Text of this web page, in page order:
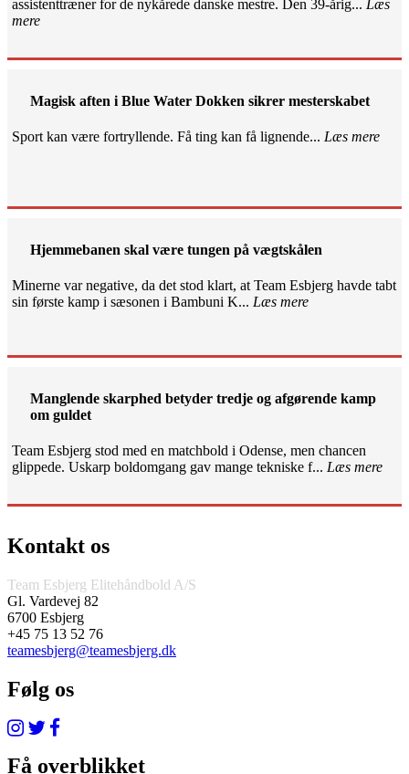
assistenttræner for de nykårede danske mestre. Den 39-årig... Læs
mere
Magisk aften i Blue Water Dokken sikrer mesterskabet
Sport kan være fortryllende. Få ting kan få lignende... Læs mere
Hjemmebanen skal være tungen på vægtskålen
Minerne var negative, da det stod klart, at Team Esbjerg havde tabt
sin første kamp i sæsonen i Bambuni K... Læs mere
Manglende skarphed betyder tredje og afgørende kamp
om guldet
Team Esbjerg stod med en matchbold i Odense, men chancen
glippede. Uskarp boldomgang gav mange tekniske f... Læs mere
Kontakt os
Team Esbjerg Elitehåndbold A/S
Gl. Vardevej 82
6700 Esbjerg
+45 75 13 52 76
teamesbjerg@teamesbjerg.dk
Følg os
Få overblikket